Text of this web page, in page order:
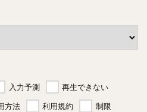
入力予測
再生できない
方法 利用規約
制限